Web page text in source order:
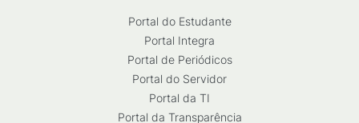
Portal do Estudante
Portal Integra
Portal de Periódicos
Portal do Servidor
Portal da TI
Portal da Transparência